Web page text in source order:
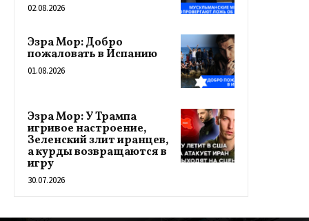
02.08.2026
Эзра Мор: Добро
пожаловать в Испанию
01.08.2026
Эзра Мор: У Трампа
игривое настроение,
Зеленский злит иранцев,
а курды возвращаются в
игру
30.07.2026